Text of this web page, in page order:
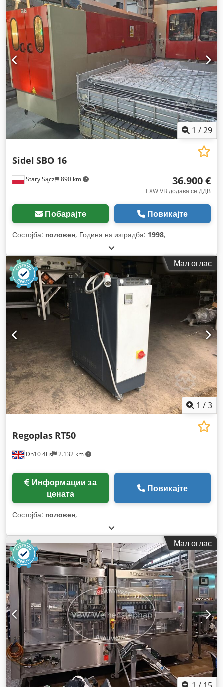
1 /29
Stary Sącz 890 km
Sidel SBO 16
36.900 €
EXW VB додава се ДДВ
Побарајте Повикајте
Состојба: половен, Година на изградба: 1998,
Мал оглас
1 /3
Dn10 4Es 2.132 km
Regoplas RT50
цената
Повикајте
Состојба: половен,
Мал оглас